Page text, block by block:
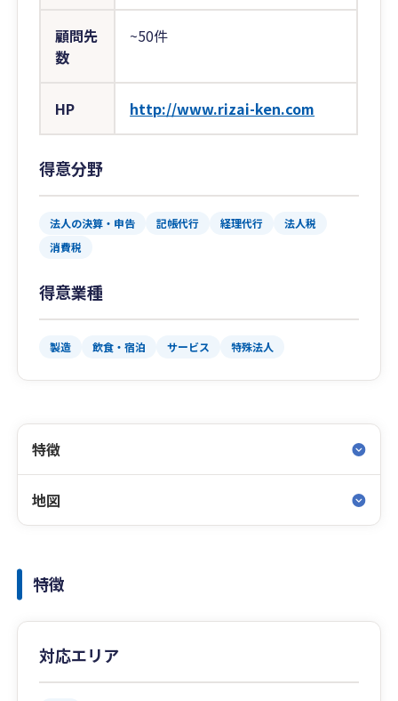
顧問先
数
~50件
HP http://www.rizai-ken.com
得意分野
法人の決算・申告 記帳代行 経理代行
法人税
消費税
得意業種
製造 飲食・宿泊 サービス 特殊法人
特徴
地図
特徴
対応エリア